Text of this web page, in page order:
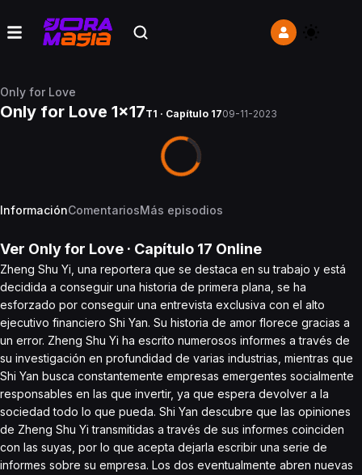
Only for Love
Only for Love 1x17T1 · Capítulo 1709-11-2023
InformaciónComentariosMás episodios
Ver Only for Love · Capítulo 17 Online
Zheng Shu Yi, una reportera que se destaca en su trabajo y está
decidida a conseguir una historia de primera plana, se ha
esforzado por conseguir una entrevista exclusiva con el alto
ejecutivo financiero Shi Yan. Su historia de amor florece gracias a
un error. Zheng Shu Yi ha escrito numerosos informes a través de
su investigación en profundidad de varias industrias, mientras que
Shi Yan busca constantemente empresas emergentes socialmente
responsables en las que invertir, ya que espera devolver a la
sociedad todo lo que pueda. Shi Yan descubre que las opiniones
de Zheng Shu Yi transmitidas a través de sus informes coinciden
con las suyas, por lo que acepta dejarla escribir una serie de
informes sobre su empresa. Los dos eventualmente abren nuevas